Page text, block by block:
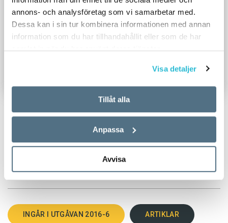
annons- och analysföretag som vi samarbetar med.
Dessa kan i sin tur kombinera informationen med annan
information som du har tillhandahållit eller som de har
samlat in när du har använt deras tjänster.
Visa detaljer
Tillåt alla
Anpassa
Avvisa
ANDERS SVENSSON
PUBLICERAD 2016-08-16
INGÅR I UTGÅVAN 2016-6 ARTIKLAR